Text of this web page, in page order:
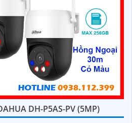
DH-P5AS-PV (5MP)